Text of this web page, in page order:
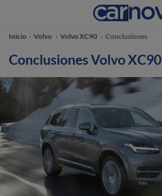
Inicio Volvo Volvo XC90 Conclusiones
Conclusiones Volvo XC90